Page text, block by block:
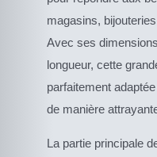
magasins,
Avec ses
longueur, cette
parfaitement
de manière
La partie principale